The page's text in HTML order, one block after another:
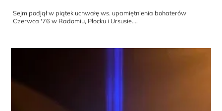
Sejm podjął w piątek uchwałę ws. upamiętnienia bohaterów
Czerwca '76 w Radomiu, Płocku i Ursusie....